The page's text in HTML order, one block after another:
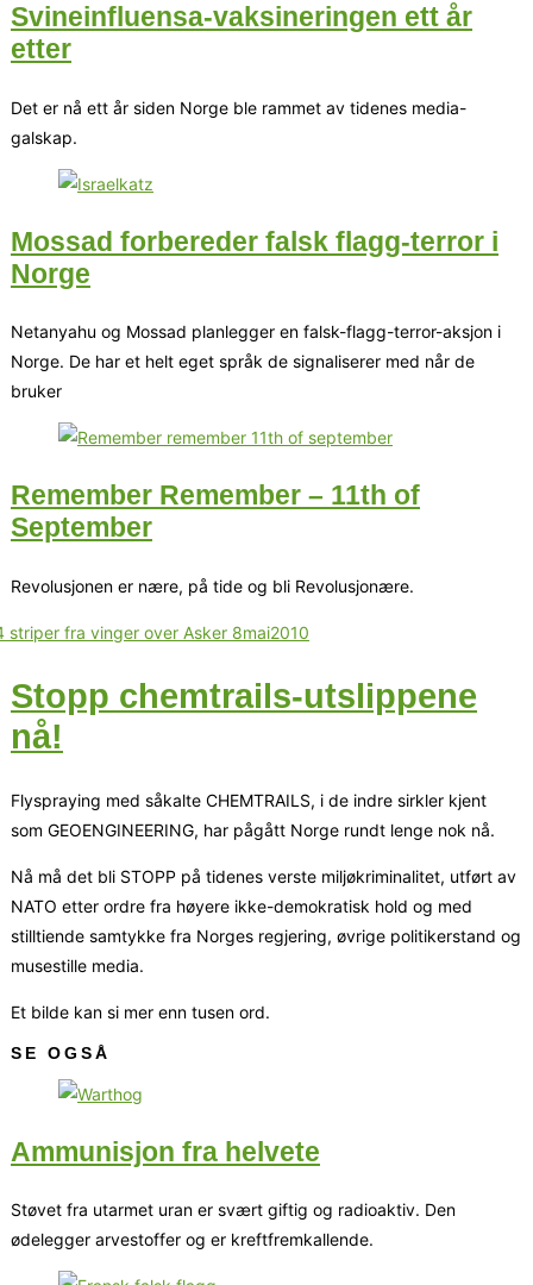
Svineinfluensa-vaksineringen ett år
etter
Det er nå ett år siden Norge ble rammet av tidenes media-
galskap.
Mossad forbereder falsk flagg-terror i
Norge
Netanyahu og Mossad planlegger en falsk-flagg-terror-aksjon i
Norge. De har et helt eget språk de signaliserer med når de
bruker
Remember Remember – 11th of
September
Revolusjonen er nære, på tide og bli Revolusjonære.
Stopp chemtrails-utslippene
nå!
Flyspraying med såkalte CHEMTRAILS, i de indre sirkler kjent
som GEOENGINEERING, har pågått Norge rundt lenge nok nå.
Nå må det bli STOPP på tidenes verste miljøkriminalitet, utført av
NATO etter ordre fra høyere ikke-demokratisk hold og med
stilltiende samtykke fra Norges regjering, øvrige politikerstand og
musestille media.
Et bilde kan si mer enn tusen ord.
SE OGSÅ
Ammunisjon fra helvete
Støvet fra utarmet uran er svært giftig og radioaktiv. Den
ødelegger arvestoffer og er kreftfremkallende.